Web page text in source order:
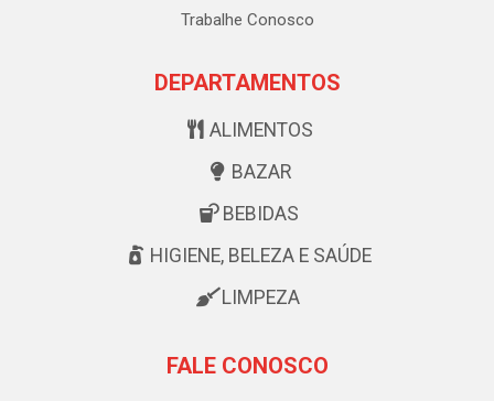
Trabalhe Conosco
DEPARTAMENTOS
ALIMENTOS
BAZAR
BEBIDAS
HIGIENE, BELEZA E SAÚDE
LIMPEZA
FALE CONOSCO